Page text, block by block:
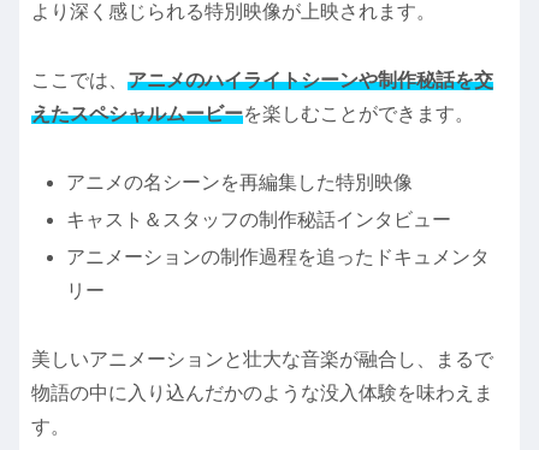
より深く感じられる特別映像が上映されます。
ここでは、 アニメのハイライトシーンや制作秘話を交
えたスペシャルムービーを楽しむことができます。
アニメの名シーンを再編集した特別映像
キャスト＆スタッフの制作秘話インタビュー
アニメーションの制作過程を追ったドキュメンタ
リー
美しいアニメーションと壮大な音楽が融合し、まるで
物語の中に入り込んだかのような没入体験を味わえま
す。